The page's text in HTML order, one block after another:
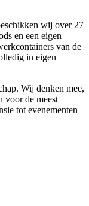
wij over 27
en een eigen
van de
in eigen
Wij denken mee,
voor de meest
tot evenementen